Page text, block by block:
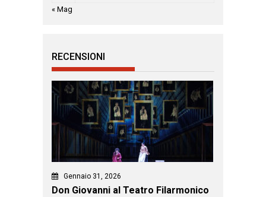
« Mag
RECENSIONI
Gennaio 31, 2026
Don Giovanni al Teatro Filarmonico